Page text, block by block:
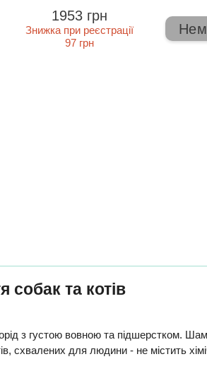
1953 грн
Знижка при реєстрації
97 грн
та котів
з густою вовною та підшерстком.
схвалених для людини - не містить